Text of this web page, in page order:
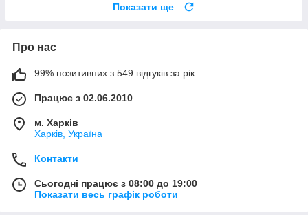
Показати ще
Про нас
99% позитивних з 549 відгуків за рік
Працює з 02.06.2010
м. Харків
Харків, Україна
Контакти
Сьогодні працює з 08:00 до 19:00
Показати весь графік роботи